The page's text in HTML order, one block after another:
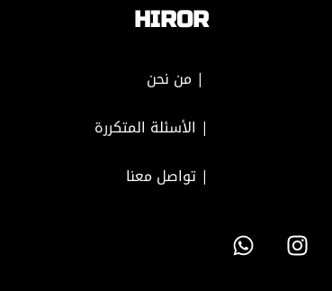
HIROR
| من نحن
| الأسئلة المتكررة
| تواصل معنا
I
n
W
h